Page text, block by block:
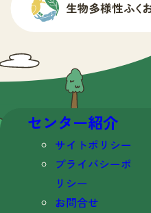
センター紹介
サイトポリシー
プライバシーポ
リシー
お問合せ